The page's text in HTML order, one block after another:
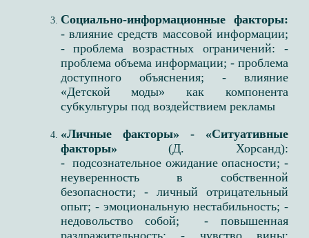
Социально-информационные факторы​:
- влияние средств массовой информации​;
- проблема возрастных ограничений​: -
проблема объема информации; - проблема
доступного объяснения​; - влияние
«Детской моды» как компонента
субкультуры под воздействием рекламы​
​«Личные факторы» - «Ситуативные
факторы» (Д. Хорсанд​)​:
- подсознательное ожидание опасности; ​-
неуверенность в собственной
безопасности;​ - личный отрицательный
опыт; - эмоциональную нестабильность;​ -
недовольство собой; ​ - повышенная